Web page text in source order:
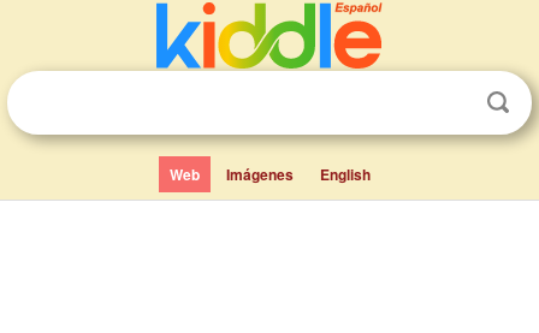
Web Imágenes English